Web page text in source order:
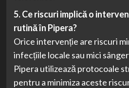
5. Ce riscuri implică o
rutină în Pipera?
Orice intervenție are riscuri
infecțiile locale sau mici
Pipera utilizează protocoale
pentru a minimiza aceste